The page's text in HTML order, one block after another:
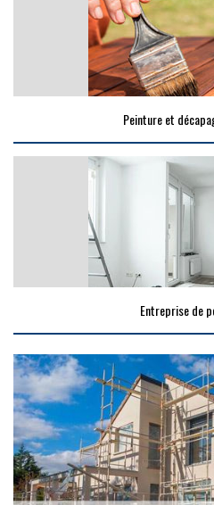
Peinture et
Entreprise de